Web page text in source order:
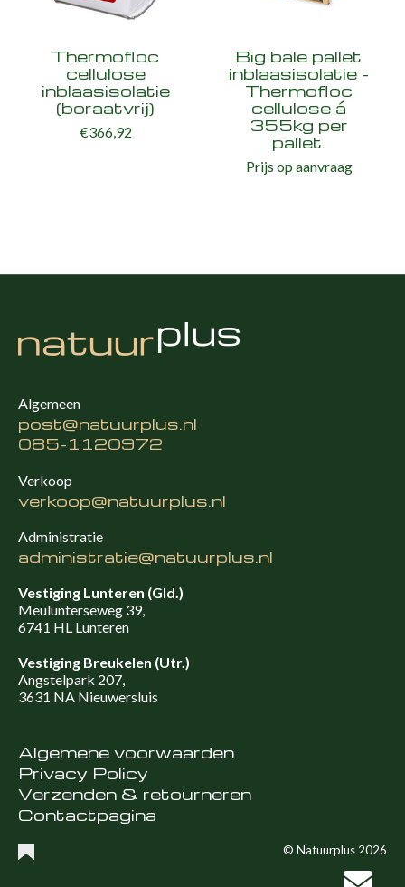
Thermofloc
cellulose
inblaasisolatie
(boraatvrij)
€366,92
Big bale pallet
inblaasisolatie -
Thermofloc
cellulose á
355kg per
pallet.
Prijs op aanvraag
Algemeen
post@natuurplus.nl
085-1120972
Verkoop
verkoop@natuurplus.nl
Administratie
administratie@natuurplus.nl
Vestiging Lunteren (Gld.)
Meulunterseweg 39,
6741 HL Lunteren
Vestiging Breukelen (Utr.)
Angstelpark 207,
3631 NA Nieuwersluis
Algemene voorwaarden
Privacy Policy
Verzenden & retourneren
Contactpagina
© Natuurplus 2026